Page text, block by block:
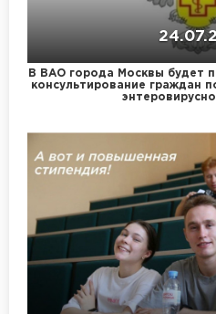
В ВАО города Москвы будет
консультирование граждан